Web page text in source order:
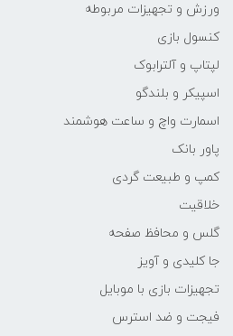
ورزش و تجهیزات مربوطه
کنسول بازی
لپتاپ و آلترابوک
اسپیکر و بلندگو
اسمارت واچ و ساعت هوشمند
پاور بانک
کمپ و طبیعت گردی
خلاقیت
گلس و محافظ صفحه
جا کلیدی و آویز
تجهیزات بازی با موبایل
فیجت و ضد استرس